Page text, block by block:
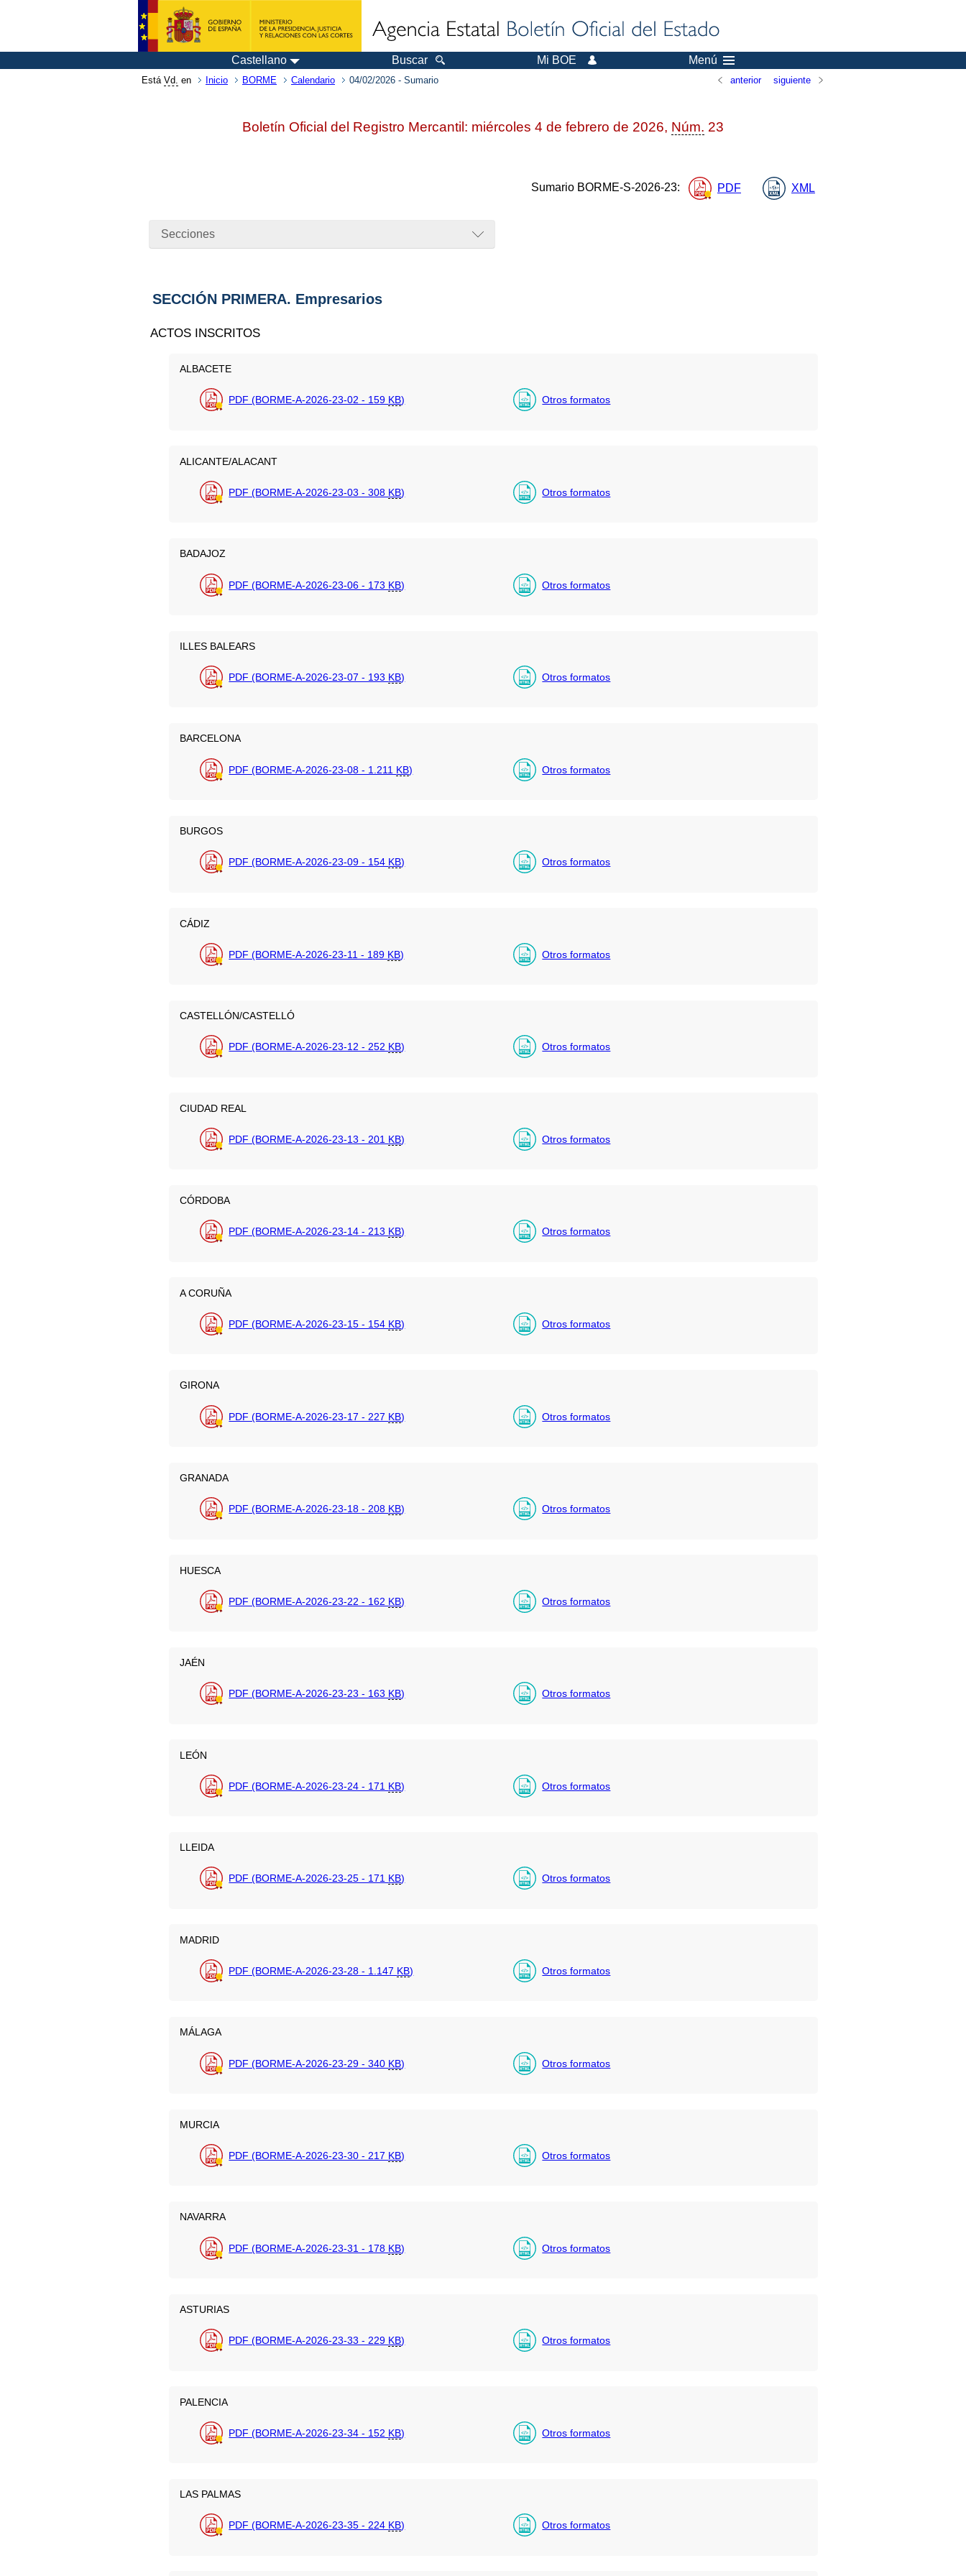
Castellano Buscar Mi BOE Menú
Está Vd. en Inicio BORME Calendario 04/02/2026 - Sumario anterior siguiente
Boletín Oficial del Registro Mercantil: miércoles 4 de febrero de 2026, Núm. 23
Sumario BORME-S-2026-23: PDF XML
Secciones
SECCIÓN PRIMERA. Empresarios
ACTOS INSCRITOS
ALBACETE
PDF (BORME-A-2026-23-02 - 159 KB) Otros formatos
ALICANTE/ALACANT
PDF (BORME-A-2026-23-03 - 308 KB) Otros formatos
BADAJOZ
PDF (BORME-A-2026-23-06 - 173 KB) Otros formatos
ILLES BALEARS
PDF (BORME-A-2026-23-07 - 193 KB) Otros formatos
BARCELONA
PDF (BORME-A-2026-23-08 - 1.211 KB) Otros formatos
BURGOS
PDF (BORME-A-2026-23-09 - 154 KB) Otros formatos
CÁDIZ
PDF (BORME-A-2026-23-11 - 189 KB) Otros formatos
CASTELLÓN/CASTELLÓ
PDF (BORME-A-2026-23-12 - 252 KB) Otros formatos
CIUDAD REAL
PDF (BORME-A-2026-23-13 - 201 KB) Otros formatos
CÓRDOBA
PDF (BORME-A-2026-23-14 - 213 KB) Otros formatos
A CORUÑA
PDF (BORME-A-2026-23-15 - 154 KB) Otros formatos
GIRONA
PDF (BORME-A-2026-23-17 - 227 KB) Otros formatos
GRANADA
PDF (BORME-A-2026-23-18 - 208 KB) Otros formatos
HUESCA
PDF (BORME-A-2026-23-22 - 162 KB) Otros formatos
JAÉN
PDF (BORME-A-2026-23-23 - 163 KB) Otros formatos
LEÓN
PDF (BORME-A-2026-23-24 - 171 KB) Otros formatos
LLEIDA
PDF (BORME-A-2026-23-25 - 171 KB) Otros formatos
MADRID
PDF (BORME-A-2026-23-28 - 1.147 KB) Otros formatos
MÁLAGA
PDF (BORME-A-2026-23-29 - 340 KB) Otros formatos
MURCIA
PDF (BORME-A-2026-23-30 - 217 KB) Otros formatos
NAVARRA
PDF (BORME-A-2026-23-31 - 178 KB) Otros formatos
ASTURIAS
PDF (BORME-A-2026-23-33 - 229 KB) Otros formatos
PALENCIA
PDF (BORME-A-2026-23-34 - 152 KB) Otros formatos
LAS PALMAS
PDF (BORME-A-2026-23-35 - 224 KB) Otros formatos